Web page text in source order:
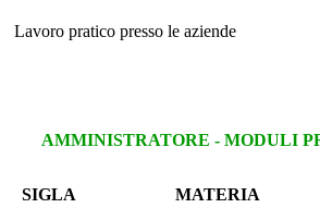
Lavoro pratico presso le aziende
AMMINISTRATORE - MODULI
SIGLA MATERIA